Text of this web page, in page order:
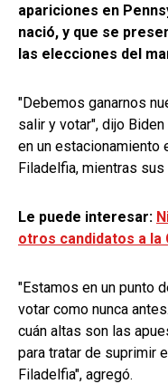
apariciones en
nació, y que se
las elecciones del
"Debemos ganarnos
salir y votar", dijo
en un estacionamiento
Filadelfia, mientras
Le puede interesar:
otros candidatos a la
"Estamos en un punto
votar como nunca
cuán altas son las
para tratar de suprimir
Filadelfia", agregó.